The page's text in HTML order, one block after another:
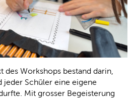
des Workshops bestand darin,
jeder Schüler eine eigene
Mit grosser Begeisterung